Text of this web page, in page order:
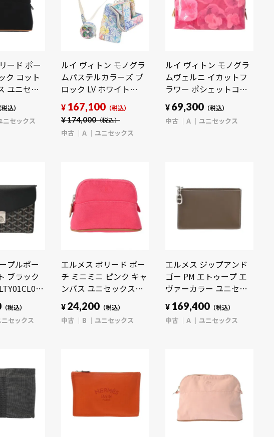
ード ポー
ク コット
ユニセッ
】【bag】
税込）
ニセックス
ルイ ヴィトン モノグラ
ムパステルカラーズ ブ
ロック LV ホワイト
M57277 モノグラムパス
テル ユニセックス 【中
古】【bag】
¥174,000（税込）
¥ 167,100 （税込）
中古 A ユニセックス
ルイ ヴィトン モノグラ
ムヴェルニ イカットフ
ラワー ポシェットコス
メティック ローズアン
ディアン M90045 ヴェ
ルニ ユニセックス 【中
¥ 69,300 （税込）
中古 A ユニセックス
プルポー
ブラック
ンキャンバ
シュカー
ス 【中
（税込）
ニセックス
エルメス ボリード ポー
チ ミニミニ ピンク キャ
ンバス ユニセックス
【中古】【bag】
¥ 24,200 （税込）
中古 B ユニセックス
エルメス ジップアンド
ゴー PM エトゥープ エ
ヴァーカラー ユニセッ
クス 【中古】【bag】
¥ 169,400 （税込）
中古 A ユニセックス